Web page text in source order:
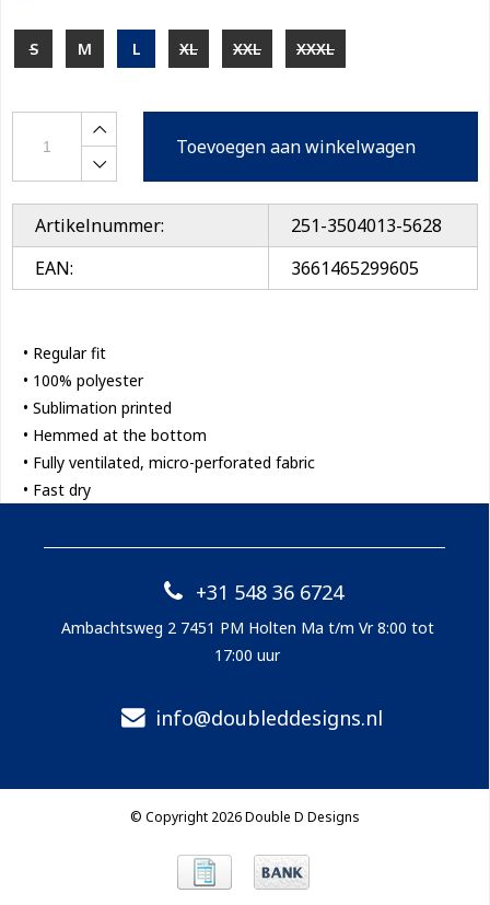
S M L XL XXL XXXL
Toevoegen aan winkelwagen
Artikelnummer:
251-3504013-5628
EAN:
3661465299605
• Regular fit
• 100% polyester
• Sublimation printed
• Hemmed at the bottom
• Fully ventilated, micro-perforated fabric
• Fast dry
+31 548 36 6724
Ambachtsweg 2 7451 PM Holten Ma t/m Vr 8:00 tot
17:00 uur
info@doubleddesigns.nl
© Copyright 2026 Double D Designs